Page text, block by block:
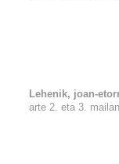
Lehenik, joan-
arte 2. eta 3.